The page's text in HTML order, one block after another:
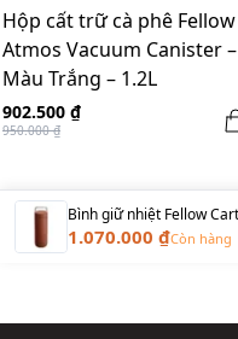
Hộp cất trữ cà phê Fellow
Atmos Vacuum Canister –
Màu Trắng – 1.2L
902.500 ₫
950.000 ₫
1.070.000 ₫Còn hàng